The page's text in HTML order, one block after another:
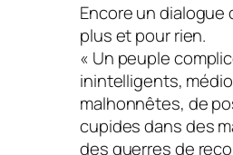
Encore un dialogue
plus et pour rien.
« Un peuple
inintelligents,
malhonnêtes, de
cupides dans des
des guerres de